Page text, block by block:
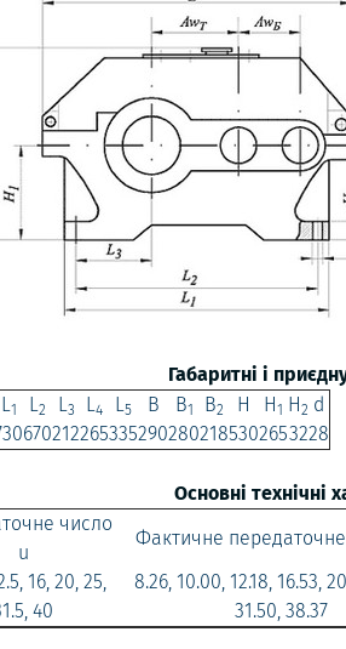
Габаритні і
L1 L2 L3 L4 L5 B B1 B2 H H1 H2 d
6702122653352902802185302653228
Основні технічні
число
u
Фактичне
16, 20, 25,
40
8.26, 10.00, 12.18, 16.53,
31.50, 38.37